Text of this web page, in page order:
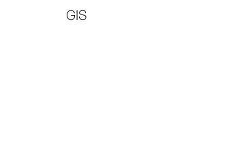
GIS